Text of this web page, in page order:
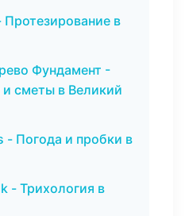
в
Фундамент -
сметы в Великий
- Погода и пробки в
- Трихология в